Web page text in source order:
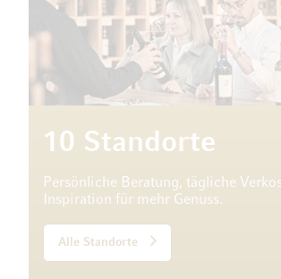
10 Standorte
Persönliche Beratung, tägliche
Inspiration für mehr Genuss.
Alle Standorte